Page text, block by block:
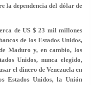
la dependencia del dólar de
de US $ 23 mil millones
de los Estados Unidos,
Maduro y, en cambio, los
Unidos, nunca elegido,
el dinero de Venezuela en
Estados Unidos, la Unión